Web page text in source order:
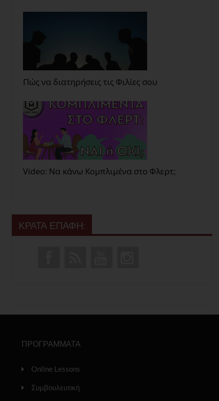
Πώς να διατηρήσεις τις Φιλίες σου
Video: Να κάνω Κομπλιμένα στο Φλερτ;
ΚΡΑΤΑ ΕΠΑΦΗ:
ΠΡΟΓΡΑΜΜΑΤΑ
Online Lessons
Συμβουλευτική